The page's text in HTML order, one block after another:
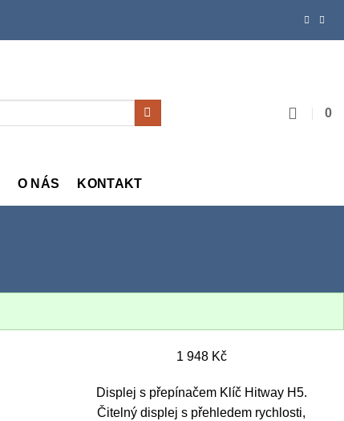
0
O NÁS KONTAKT
1 948 Kč
Displej s přepínačem Klíč Hitway H5.
Čitelný displej s přehledem rychlosti,